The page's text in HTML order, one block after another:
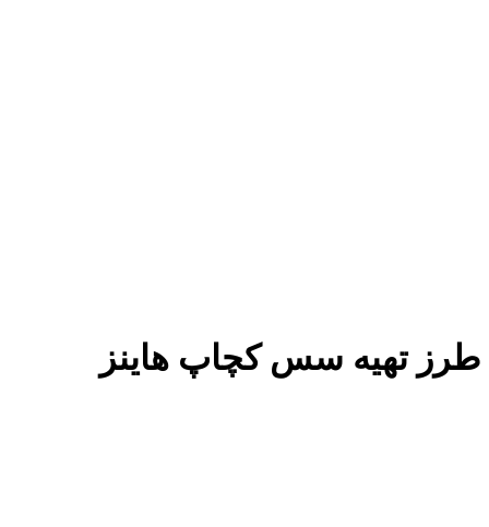
طرز تهیه سس کچاپ هاینز